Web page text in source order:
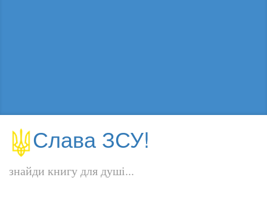
Слава ЗСУ!
знайди книгу для душі...